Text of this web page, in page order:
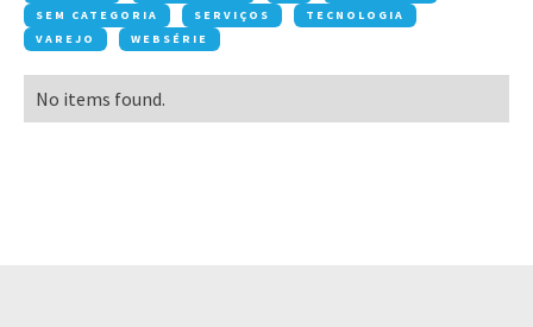
SEM CATEGORIA
SERVIÇOS
TECNOLOGIA
VAREJO
WEBSÉRIE
No items found.